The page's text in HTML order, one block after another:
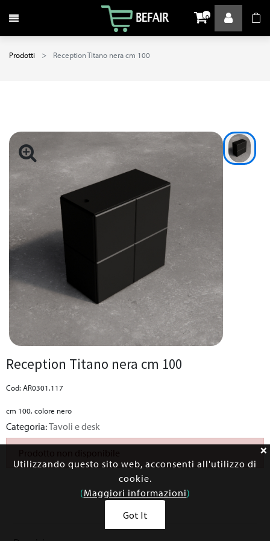
Attiva / disattiva la navigazione 0
Prodotti Reception Titano nera cm 100
Reception Titano nera cm 100
Cod: AR0301.117
cm 100, colore nero
Categoria:Tavoli e desk
Utilizzando questo sito web, acconsenti all'utilizzo di
cookie.
(Maggiori informazioni)
Got It